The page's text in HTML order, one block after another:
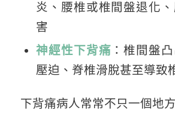
炎、腰椎或椎間盤退化
害
神經性下背痛 ：椎間盤
壓迫、脊椎滑脫甚至導致
下背痛病人常常不只一個地